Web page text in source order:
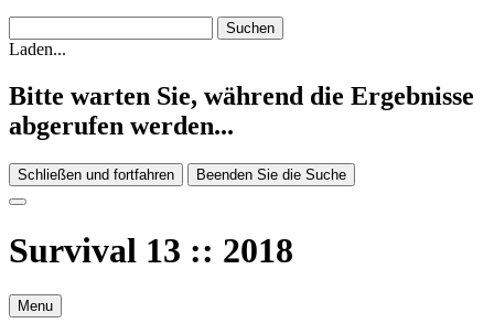
Laden...
Bitte warten Sie, während die Ergebnisse
abgerufen werden...
Schließen und fortfahren Beenden Sie die Suche
Survival 13 :: 2018
Menu